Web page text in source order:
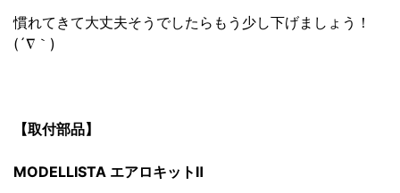
慣れてきて大丈夫そうでしたらもう少し下げましょう！
(´∇｀)
【取付部品】
MODELLISTA エアロキットⅡ